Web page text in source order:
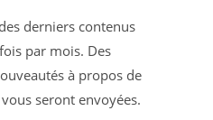
derniers contenus
par mois. Des
à propos de
seront envoyées.